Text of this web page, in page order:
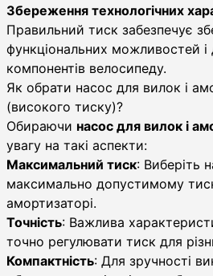
Збереження технологічних
Правильний тиск забезпечує
функціональних можливостей і
компонентів велосипеду.
Як обрати насос для вилок і
(високого тиску)?
Обираючи насос для вилок і
увагу на такі аспекти:
Максимальний тиск: Виберіть
максимально допустимому
амортизаторі.
Точність: Важлива
точно регулювати тиск для
Компактність: Для зручності